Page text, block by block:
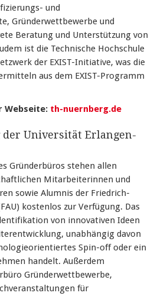
und
Gründerwettbewerbe und
Beratung und Unterstützung von
ist die Technische Hochschule
der EXIST-Initiative, was die
aus dem EXIST-Programm
Webseite: th-nuernberg.de
Universität Erlangen-
Gründerbüros stehen allen
Mitarbeiterinnen und
sowie Alumnis der Friedrich-
kostenlos zur Verfügung. Das
von innovativen Ideen
unabhängig davon
Spin-off oder ein
handelt. Außerdem
Gründerwettbewerbe,
für